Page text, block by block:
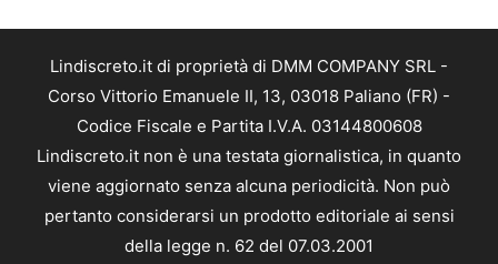
Lindiscreto.it di proprietà di DMM COMPANY SRL -
Corso Vittorio Emanuele II, 13, 03018 Paliano (FR) -
Codice Fiscale e Partita I.V.A. 03144800608
Lindiscreto.it non è una testata giornalistica, in quanto
viene aggiornato senza alcuna periodicità. Non può
pertanto considerarsi un prodotto editoriale ai sensi
della legge n. 62 del 07.03.2001